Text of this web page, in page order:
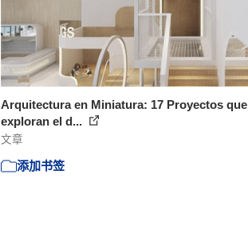
Arquitectura en Miniatura: 17 Proyectos que
exploran el d...
文章
添加书签